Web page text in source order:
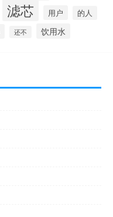
滤芯 用户 的人
还不 饮用水